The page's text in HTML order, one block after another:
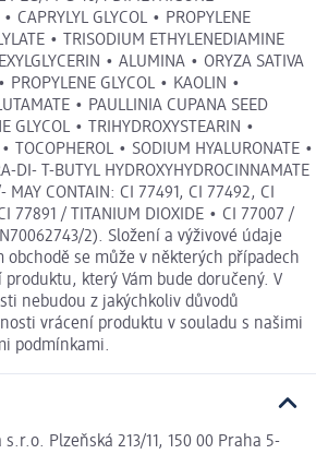
CAPRYLYL GLYCOL • PROPYLENE
• TRISODIUM ETHYLENEDIAMINE
• ALUMINA • ORYZA SATIVA
PROPYLENE GLYCOL • KAOLIN •
• PAULLINIA CUPANA SEED
GLYCOL • TRIHYDROXYSTEARIN •
TOCOPHEROL • SODIUM HYALURONATE •
DI- T-BUTYL HYDROXYHYDROCINNAMATE
CONTAIN: CI 77491, CI 77492, CI
77891 / TITANIUM DIOXIDE • CI 77007 /
2). Složení a výživové údaje
obchodě se může v některých případech
který Vám bude doručený. V
nebudou z jakýchkoliv důvodů
vrácení produktu v souladu s našimi
podmínkami.
Plzeňská 213/11, 150 00 Praha 5-